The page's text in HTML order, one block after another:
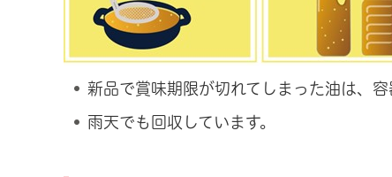
新品で賞味期限が切れてしまった油は、
雨天でも回収しています。